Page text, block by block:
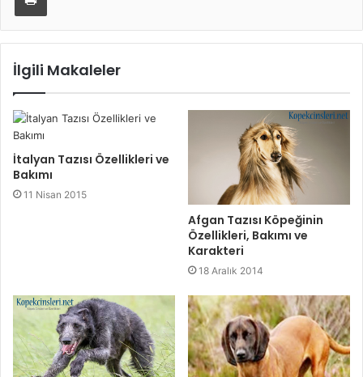
İlgili Makaleler
İtalyan Tazısı Özellikleri ve
Bakımı
11 Nisan 2015
Afgan Tazısı Köpeğinin
Özellikleri, Bakımı ve
Karakteri
18 Aralık 2014